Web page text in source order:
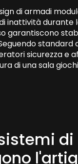
di armadi
inattività durante
garantiscono
standard
sicurezza e
di una sala